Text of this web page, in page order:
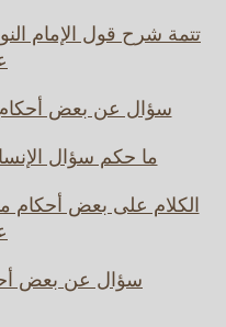
تتمة شرح قول الإمام
سؤال عن بعض أحكام
ما حكم سؤال
الكلام على بعض أحكام
سؤال عن بعض